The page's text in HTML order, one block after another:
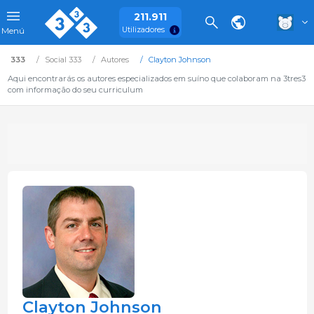
Menú
211.911
Utilizadores
333 Social 333 Autores
Clayton Johnson
Aqui encontrarás os autores especializados em suíno que colaboram na 3tres3
com informação do seu curriculum
Clayton Johnson